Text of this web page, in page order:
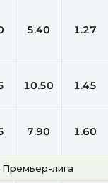
5.40 1.27
10.50 1.45
7.90 1.60
лига